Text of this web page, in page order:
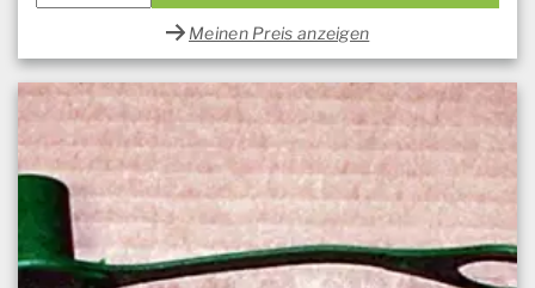
Meinen Preis anzeigen